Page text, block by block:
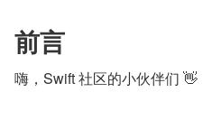
前言
嗨，Swift 社区的小伙伴们 👋